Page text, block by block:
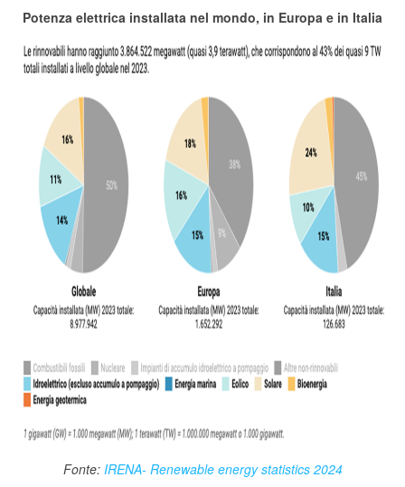
Potenza elettrica installata nel mondo, in Europa e in Italia
Fonte: IRENA- Renewable energy statistics 2024